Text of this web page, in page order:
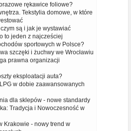
rękawice foliowe?
Tekstylia domowe, w które
są i jak je wystawiać
to jeden z najcześciej
sportowych w Polsce?
szczęki i żuchwy we Wrocławiu
prawna organizacji
eksploatacji auta?
w dobie zaawansowanych
dla sklepów - nowe standardy
Tradycja i Nowoczesność w
Krakowie - nowy trend w